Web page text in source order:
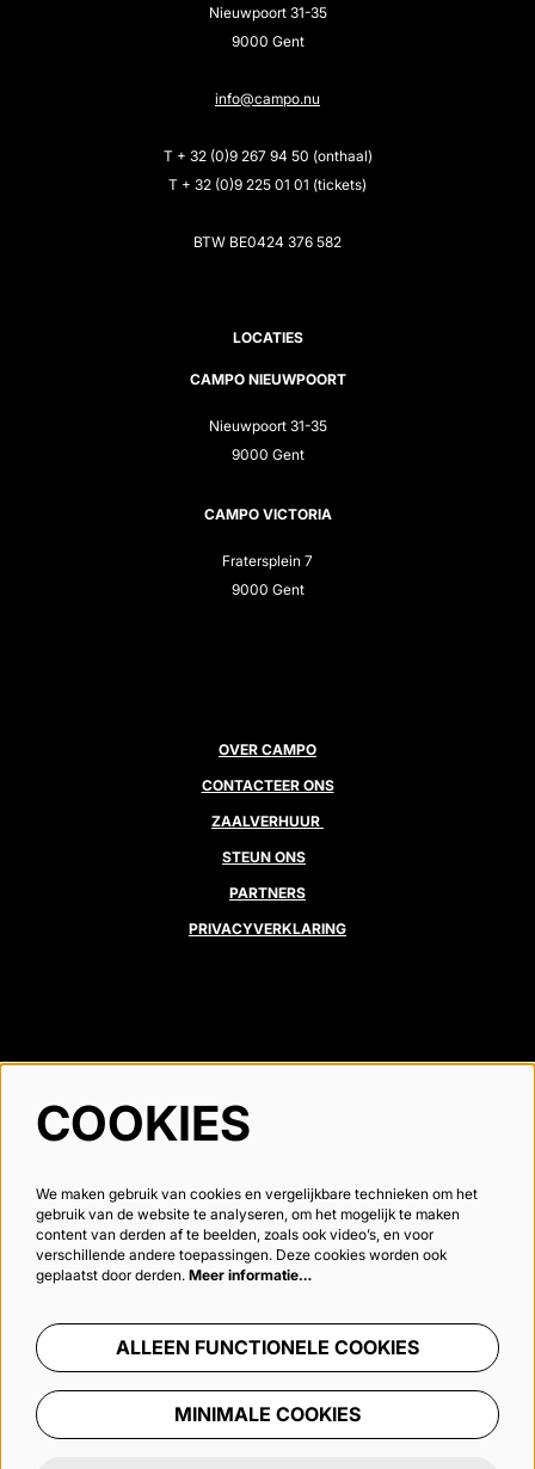
Nieuwpoort 31-35
9000 Gent
info@campo.nu
T + 32 (0)9 267 94 50 (onthaal)
T + 32 (0)9 225 01 01 (tickets)
BTW BE0424 376 582
LOCATIES
CAMPO NIEUWPOORT
Nieuwpoort 31-35
9000 Gent
CAMPO VICTORIA
Fratersplein 7
9000 Gent
OVER CAMPO
CONTACTEER ONS
ZAALVERHUUR
STEUN ONS
PARTNERS
PRIVACYVERKLARING
VOLG ONS
Meld je aan voor de nieuwsbrief
Addendumvan Google.
COOKIES
We maken gebruik van cookies en vergelijkbare technieken om het
gebruik van de website te analyseren, om het mogelijk te maken
content van derden af te beelden, zoals ook video’s, en voor
verschillende andere toepassingen. Deze cookies worden ook
geplaatst door derden. Meer informatie…
ALLEEN FUNCTIONELE COOKIES
MINIMALE COOKIES